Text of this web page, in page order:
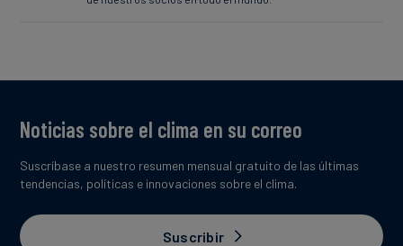
Noticias sobre el clima en su correo
Suscríbase a nuestro resumen mensual gratuito de las últimas
tendencias, políticas e innovaciones sobre el clima.
Suscribir